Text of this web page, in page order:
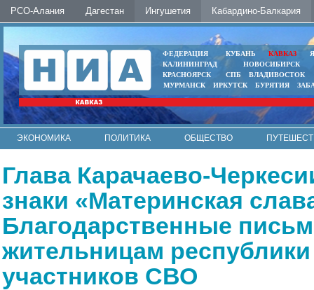
РСО-Алания Дагестан Ингушетия Кабардино-Балкария
ФЕДЕРАЦИЯ КУБАНЬ КАВКАЗ
КАЛИНИНГРАД
НОВОСИБИРСК
КРАСНОЯРСК
СПБ
ВЛАДИВОСТОК
МУРМАНСК
ИРКУТСК БУРЯТИЯ
ЭКОНОМИКА ПОЛИТИКА ОБЩЕСТВО
Глава Карачаево-
знаки «Материнская
Благодарственные
жительницам
участников СВО